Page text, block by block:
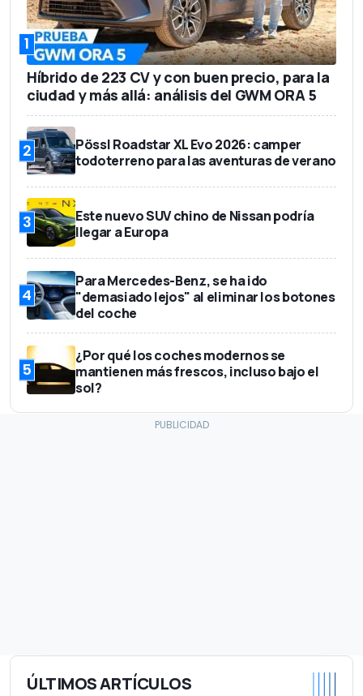
1
Híbrido de 223 CV y con buen precio, para la
ciudad y más allá: análisis del GWM ORA 5
2
Pössl Roadstar XL Evo 2026: camper
todoterreno para las aventuras de verano
3
Este nuevo SUV chino de Nissan podría
llegar a Europa
4
Para Mercedes-Benz, se ha ido
"demasiado lejos" al eliminar los botones
del coche
5
¿Por qué los coches modernos se
mantienen más frescos, incluso bajo el
sol?
ÚLTIMOS ARTÍCULOS